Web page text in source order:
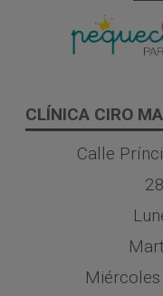
CLÍNICA CIRO
Calle
Miércoles